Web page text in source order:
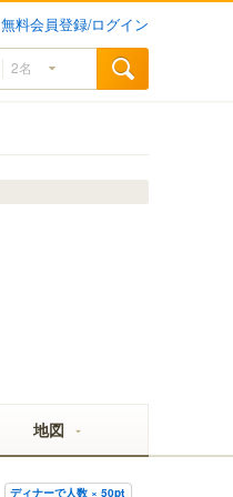
無料会員登録/ログイン
地図
ディナーで人数 × 50pt